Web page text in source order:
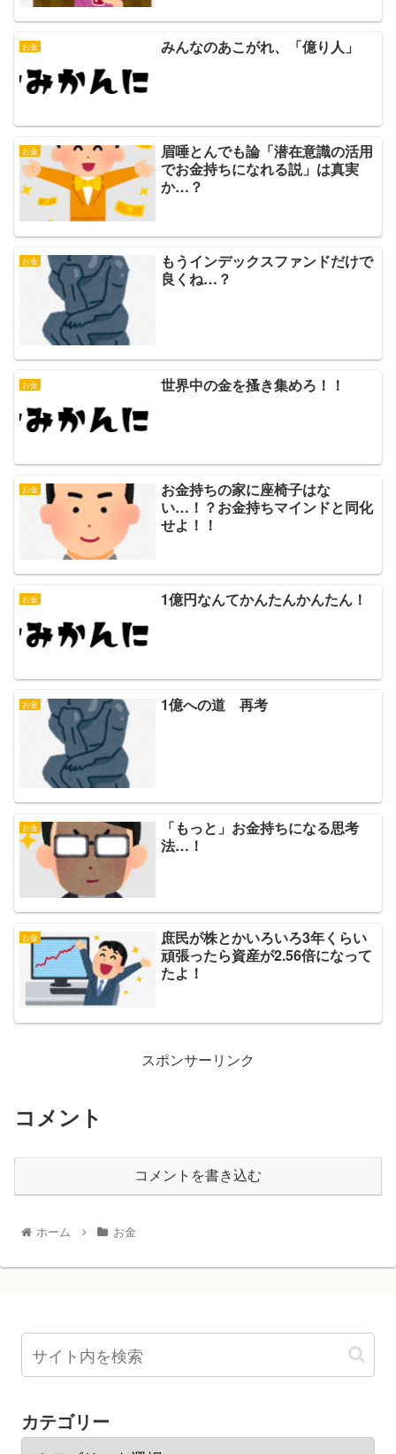
お金 みんなのあこがれ、「億り人」
お金
眉唾とんでも論「潜在意識の活用
でお金持ちになれる説」は真実
か…？
お金
もうインデックスファンドだけで
良くね…？
お金 世界中の金を搔き集めろ！！
お金
お金持ちの家に座椅子はな
い…！？お金持ちマインドと同化
せよ！！
お金 1億円なんてかんたんかんたん！
お金 1億への道 再考
お金
「もっと」お金持ちになる思考
法…！
お金
庶民が株とかいろいろ3年くらい
頑張ったら資産が2.56倍になって
たよ！
スポンサーリンク
コメント
コメントを書き込む
ホーム お金
カテゴリー